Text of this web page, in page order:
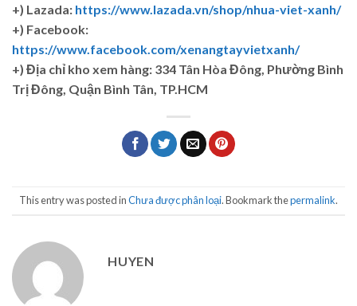
+) Lazada: https://www.lazada.vn/shop/nhua-viet-xanh/
+) Facebook:
https://www.facebook.com/xenangtayvietxanh/
+) Địa chỉ kho xem hàng: 334 Tân Hòa Đông, Phường Bình
Trị Đông, Quận Bình Tân, TP.HCM
This entry was posted inChưa được phân loại. Bookmark thepermalink.
HUYEN